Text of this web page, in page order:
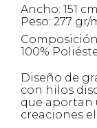
Ancho: 151
Peso: 277 gr/
100%
Diseño de
con hilos
que aportan
creaciones